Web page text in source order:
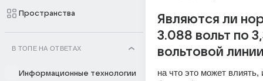
Пространства
В ТОПЕ НА ОТВЕТАХ
Информационные технологии
Являются ли
3.088 вольт по
вольтовой
на что это может влиять,